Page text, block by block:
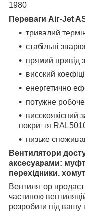
1980
Переваги Аіг-Jet
тривалий
стабільні
прямий привід
високий
енергетично
потужне
високоякісний
покриття
низьке
Вентилятори
аксесуарами:
перехідники,
Вентилятор
частиною
розробити під